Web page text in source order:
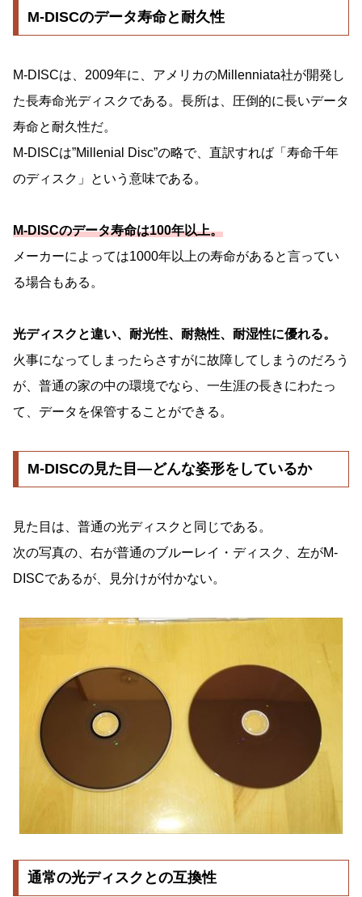
M-DISCのデータ寿命と耐久性
M-DISCは、2009年に、アメリカのMillenniata社が開発し
た長寿命光ディスクである。長所は、圧倒的に長いデータ
寿命と耐久性だ。
M-DISCは”Millenial Disc”の略で、直訳すれば「寿命千年
のディスク」という意味である。
M-DISCのデータ寿命は100年以上。
メーカーによっては1000年以上の寿命があると言ってい
る場合もある。
光ディスクと違い、耐光性、耐熱性、耐湿性に優れる。
火事になってしまったらさすがに故障してしまうのだろう
が、普通の家の中の環境でなら、一生涯の長きにわたっ
て、データを保管することができる。
M-DISCの見た目―どんな姿形をしているか
見た目は、普通の光ディスクと同じである。
次の写真の、右が普通のブルーレイ・ディスク、左がM-
DISCであるが、見分けが付かない。
通常の光ディスクとの互換性